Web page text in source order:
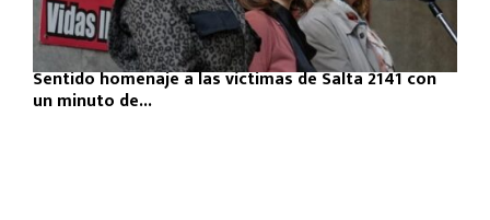
Sentido homenaje a las víctimas de Salta 2141 con
un minuto de...